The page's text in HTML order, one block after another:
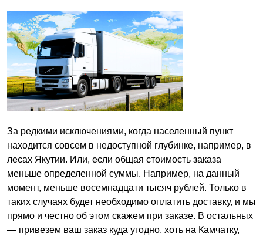
За редкими исключениями, когда населенный пункт
находится совсем в недоступной глубинке, например, в
лесах Якутии. Или, если общая стоимость заказа
меньше определенной суммы. Например, на данный
момент, меньше восемнадцати тысяч рублей. Только в
таких случаях будет необходимо оплатить доставку, и мы
прямо и честно об этом скажем при заказе. В остальных
— привезем ваш заказ куда угодно, хоть на Камчатку,